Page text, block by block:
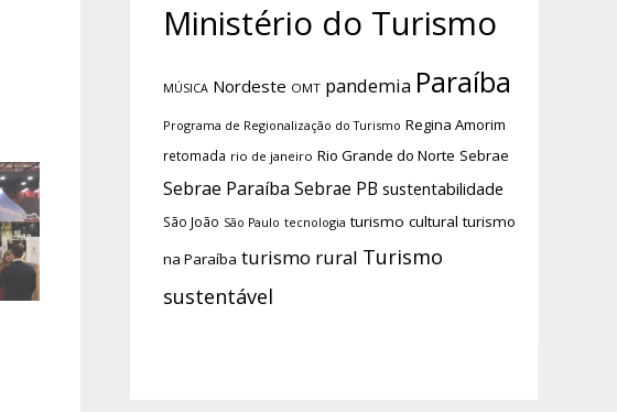
Ministério do Turismo
MÚSICA Nordeste OMT pandemia Paraíba
Programa de Regionalização do Turismo Regina Amorim
retomada rio de janeiro Rio Grande do Norte Sebrae
Sebrae Paraíba Sebrae PB sustentabilidade
São João São Paulo tecnologia turismo cultural turismo
na Paraíba turismo rural Turismo
sustentável